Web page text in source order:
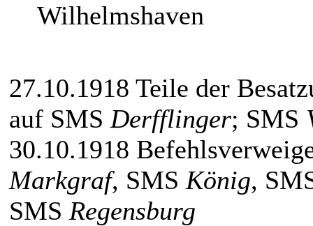
Wilhelmshaven
27.10.1918 Teile der
auf SMS Derfflinger; SMS
30.10.1918
Markgraf, SMS König,
SMS Regensburg